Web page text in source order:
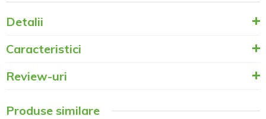
Detalii
Caracteristici
Review-uri
Produse similare